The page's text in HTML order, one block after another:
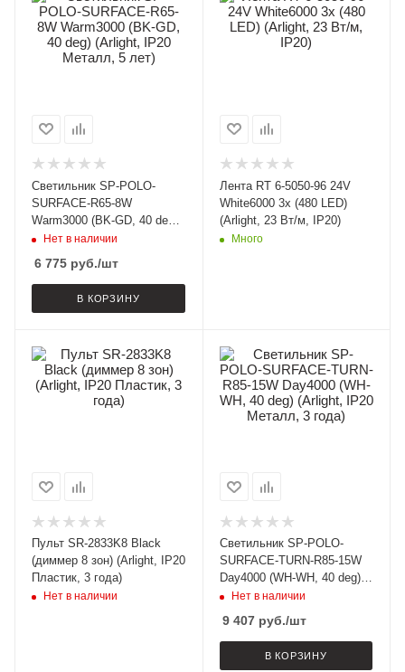
Светильник SP-POLO-
SURFACE-R65-8W
Warm3000 (BK-GD, 40 deg)
(Arlight, IP20 Металл, 5
Нет в наличии
6 775 руб./шт
В КОРЗИНУ
Лента RT 6-5050-96 24V
White6000 3x (480 LED)
(Arlight, 23 Вт/м, IP20)
Много
Пульт SR-2833K8 Black
(диммер 8 зон) (Arlight, IP20
Пластик, 3 года)
Нет в наличии
Светильник SP-POLO-
SURFACE-TURN-R85-15W
Day4000 (WH-WH, 40 deg)
(Arlight, IP20 Металл, 3
Нет в наличии
9 407руб./шт
В КОРЗИНУ